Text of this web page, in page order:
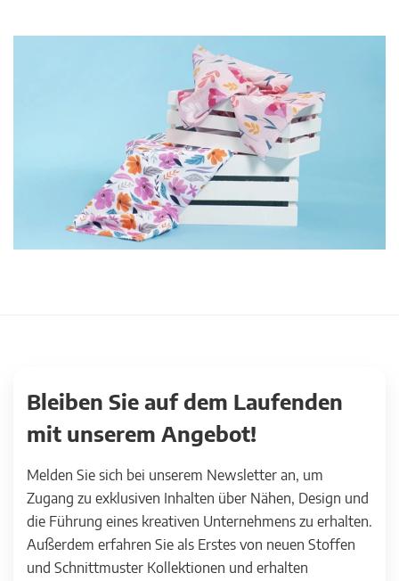
Bleiben Sie auf dem Laufenden
mit unserem Angebot!
Melden Sie sich bei unserem Newsletter an, um
Zugang zu exklusiven Inhalten über Nähen, Design und
die Führung eines kreativen Unternehmens zu erhalten.
Außerdem erfahren Sie als Erstes von neuen Stoffen
und Schnittmuster Kollektionen und erhalten